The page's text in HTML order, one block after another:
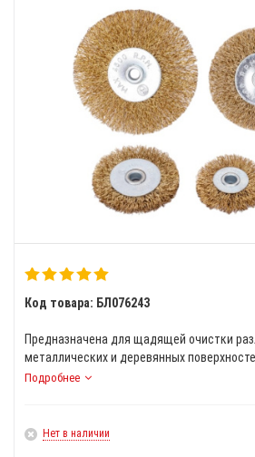
Код товара: БЛ076243
Предназначена для щадящей очистки
металлических и деревянных
Подробнее
Нет в наличии